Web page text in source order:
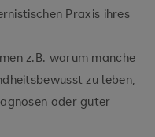
Praxis ihres
z.B. warum manche
zu leben,
oder guter